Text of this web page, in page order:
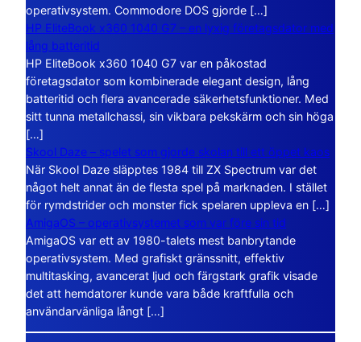
operativsystem. Commodore DOS gjorde […]
HP EliteBook x360 1040 G7 – en lyxig företagsdator med
lång batteritid
HP EliteBook x360 1040 G7 var en påkostad
företagsdator som kombinerade elegant design, lång
batteritid och flera avancerade säkerhetsfunktioner. Med
sitt tunna metallchassi, sin vikbara pekskärm och sin höga
[…]
Skool Daze – spelet som gjorde skolan till ett öppet kaos
När Skool Daze släpptes 1984 till ZX Spectrum var det
något helt annat än de flesta spel på marknaden. I stället
för rymdstrider och monster fick spelaren uppleva en […]
AmigaOS – operativsystemet som var före sin tid
AmigaOS var ett av 1980-talets mest banbrytande
operativsystem. Med grafiskt gränssnitt, effektiv
multitasking, avancerat ljud och färgstark grafik visade
det att hemdatorer kunde vara både kraftfulla och
användarvänliga långt […]